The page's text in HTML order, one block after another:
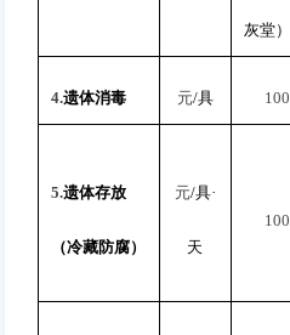
灰堂）
4.遗体消毒 元/具 100
5.遗体存放
（冷藏防腐）
元/具·
天
100